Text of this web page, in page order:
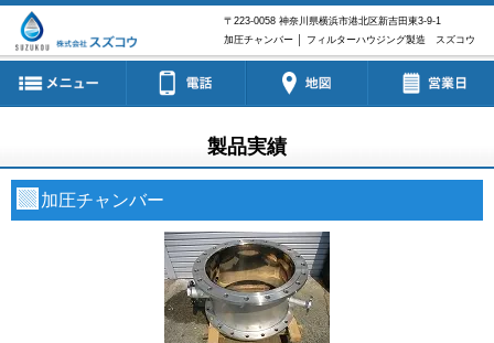
〒223-0058 神奈川県横浜市港北区新吉田東3-9-1
加圧チャンバー │ フィルターハウジング製造 スズコウ
製品実績
加圧チャンバー